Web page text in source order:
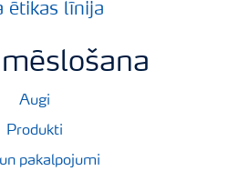
ētikas līnija
Augi
Produkti
pakalpojumi